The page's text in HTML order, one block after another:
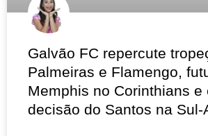
Galvão FC repercute
Palmeiras e Flamengo,
Memphis no Corinthians e
decisão do Santos na Sul-